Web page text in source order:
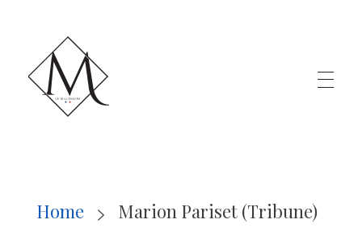
Home Marion Pariset (Tribune)